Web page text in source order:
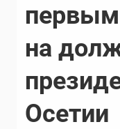
на
Осетии